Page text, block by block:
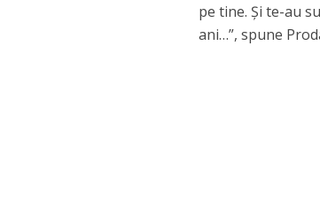
pe tine. Și te-au
ani…”, spune